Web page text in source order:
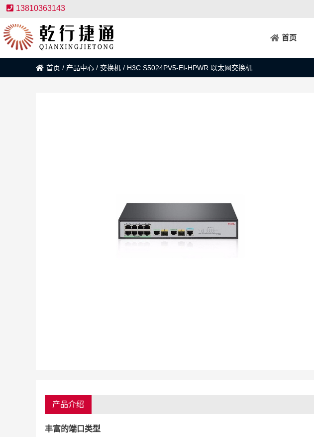
13810363143
首页
首页 / 产品中心 / 交换机 / H3C S5024PV5-EI-HPWR 以太网交换机
产品介绍
丰富的端口类型